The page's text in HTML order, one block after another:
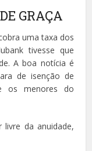
GRAÇA
uma taxa dos
tivesse que
A boa notícia é
de isenção de
os menores do
livre da anuidade,